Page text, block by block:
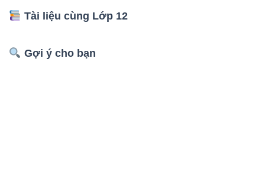
Tài liệu cùng Lớp 12
Gợi ý cho bạn